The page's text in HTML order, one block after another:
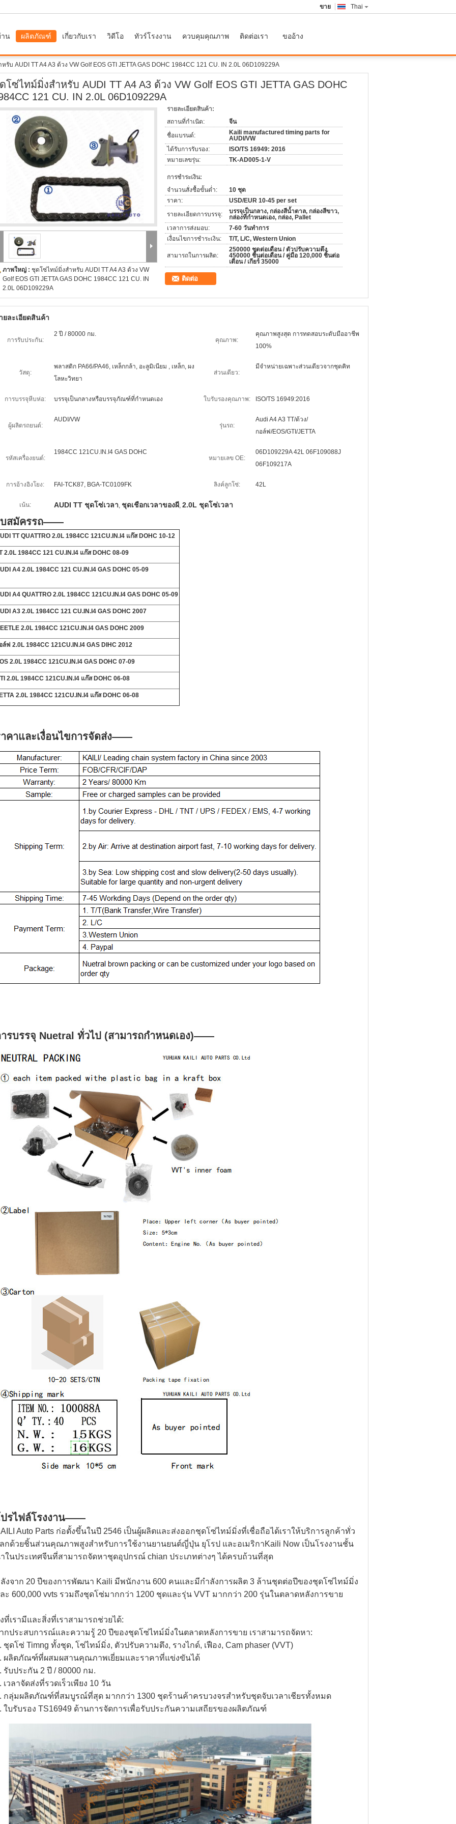
Thai
ขาย
น ผลิตภัณฑ์ เกี่ยวกับเรา วิดีโอ ทัวร์โรงงาน ควบคุมคุณภาพ ติดต่อเรา ขออ้าง
รับ AUDI TT A4 A3 ด้วง VW Golf EOS GTI JETTA GAS DOHC 1984CC 121 CU. IN 2.0L 06D109229A
โซ่ไทม์มิ่งสำหรับ AUDI TT A4 A3 ด้วง VW Golf EOS GTI JETTA GAS DOHC
121 CU. IN 2.0L 06D109229A
ภาพใหญ่ : ชุดโซ่ไทม์มิ่งสำหรับ AUDI TT A4 A3 ด้วง VW
Golf EOS GTI JETTA GAS DOHC 1984CC 121 CU. IN
2.0L 06D109229A
รายละเอียดสินค้า:
สถานที่กำเนิด:
จีน
ชื่อแบรนด์:
Kaili manufactured timing parts for
AUDI/VW
ได้รับการรับรอง:
ISO/TS 16949: 2016
หมายเลขรุ่น:
TK-AD005-1-V
การชำระเงิน:
จำนวนสั่งซื้อขั้นต่ำ:
10 ชุด
ราคา:
USD/EUR 10-45 per set
รายละเอียดการบรรจุ:
บรรจุเป็นกลาง, กล่องสีน้ำตาล, กล่องสีขาว,
กล่องที่กำหนดเอง, กล่อง, Pallet
เวลาการส่งมอบ:
7-60 วันทำการ
เงื่อนไขการชำระเงิน:
T/T, L/C, Western Union
สามารถในการผลิต:
250000 ชุดต่อเดือน / ตัวปรับความตึง
450000 ชิ้นต่อเดือน / คู่มือ 120,000 ชิ้นต่อ
เดือน / เกียร์ 35000
ติดต่อ
ยละเอียดสินค้า
การรับประกัน:
2 ปี / 80000 กม.
คุณภาพ:
คุณภาพสูงสุด การทดสอบระดับมืออาชีพ
100%
วัสดุ:
พลาสติก PA66/PA46, เหล็กกล้า, อะลูมิเนียม , เหล็ก, ผง
โลหะวิทยา
ส่วนเดียว:
มีจำหน่ายเฉพาะส่วนเดียวจากชุดคิท
การบรรจุหีบห่อ: บรรจุเป็นกลางหรือบรรจุภัณฑ์ที่กำหนดเอง ใบรับรองคุณภาพ: ISO/TS 16949:2016
ผู้ผลิตรถยนต์:
AUDI/VW
รุ่นรถ:
Audi A4 A3 TT/ด้วง/
กอล์ฟ/EOS/GTI/JETTA
รหัสเครื่องยนต์:
1984CC 121CU.IN.I4 GAS DOHC
หมายเลข OE:
06D109229A 42L 06F109088J
06F109217A
การอ้างอิงโยง: FAI-TCK87, BGA-TC0109FK ลิงค์ลูกโซ่: 42L
เน้น: AUDI TT ชุดโซ่เวลา, ชุดเชือกเวลาของผี, 2.0L ชุดโซ่เวลา
สมัครรถ——
TT QUATTRO 2.0L 1984CC 121CU.IN.I4 แก๊ส DOHC 10-12
2.0L 1984CC 121 CU.IN.I4 แก๊ส DOHC 08-09
A4 2.0L 1984CC 121 CU.IN.I4 GAS DOHC 05-09
A4 QUATTRO 2.0L 1984CC 121CU.IN.I4 GAS DOHC 05-09
A3 2.0L 1984CC 121 CU.IN.I4 GAS DOHC 2007
2.0L 1984CC 121CU.IN.I4 GAS DOHC 2009
ล์ฟ 2.0L 1984CC 121CU.IN.I4 GAS DIHC 2012
2.0L 1984CC 121CU.IN.I4 GAS DOHC 07-09
2.0L 1984CC 121CU.IN.I4 แก๊ส DOHC 06-08
2.0L 1984CC 121CU.IN.I4 แก๊ส DOHC 06-08
คาและเงื่อนไขการจัดส่ง——
รบรรจุ Nuetral ทั่วไป (สามารถกำหนดเอง)——
รไฟล์โรงงาน——
Auto Parts ก่อตั้งขึ้นในปี 2546 เป็นผู้ผลิตและส่งออกชุดโซ่ไทม์มิ่งที่เชื่อถือได้เราให้บริการลูกค้าทั่ว
กด้วยชิ้นส่วนคุณภาพสูงสำหรับการใช้งานยานยนต์ญี่ปุ่น ยุโรป และอเมริกาKaili Now เป็นโรงงานชั้น
ในประเทศจีนที่สามารถจัดหาชุดอุปกรณ์ chian ประเภทต่างๆ ได้ครบถ้วนที่สุด
งจาก 20 ปีของการพัฒนา Kaili มีพนักงาน 600 คนและมีกำลังการผลิต 3 ล้านชุดต่อปีของชุดโซ่ไทม์มิ่ง
ะ 600,000 vvts รวมถึงชุดโซ่มากกว่า 1200 ชุดและรุ่น VVT มากกว่า 200 รุ่นในตลาดหลังการขาย
ที่เรามีและสิ่งที่เราสามารถช่วยได้:
กประสบการณ์และความรู้ 20 ปีของชุดโซ่ไทม์มิ่งในตลาดหลังการขาย เราสามารถจัดหา:
ชุดโซ่ Timng ทั้งชุด, โซ่ไทม์มิ่ง, ตัวปรับความตึง, รางไกด์, เฟือง, Cam phaser (VVT)
ผลิตภัณฑ์ที่ผสมผสานคุณภาพเยี่ยมและราคาที่แข่งขันได้
รับประกัน 2 ปี / 80000 กม.
เวลาจัดส่งที่รวดเร็วเพียง 10 วัน
กลุ่มผลิตภัณฑ์ที่สมบูรณ์ที่สุด มากกว่า 1300 ชุดร้านค้าครบวงจรสำหรับชุดจับเวลาเชียรทั้งหมด
ใบรับรอง TS16949 ด้านการจัดการเพื่อรับประกันความเสถียรของผลิตภัณฑ์